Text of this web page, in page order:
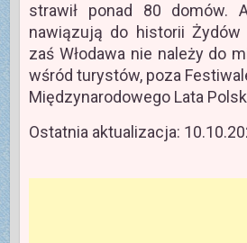
strawił ponad 80 domów.
nawiązują do historii
zaś Włodawa nie należy do
wśród turystów, poza
Międzynarodowego Lata
Ostatnia aktualizacja: